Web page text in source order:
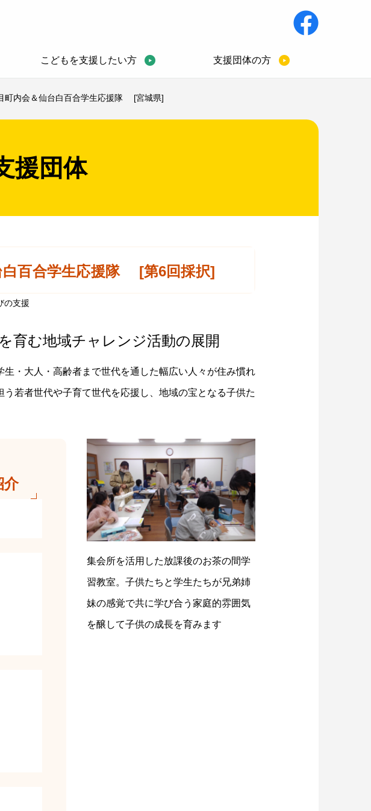
こどもを支援したい方 支援団体の方
町内会＆仙台白百合学生応援隊 [宮城県]
援団体
白百合学生応援隊 [第6回採択]
の支援
育む地域チャレンジ活動の展開
・大人・高齢者まで世代を通した幅広い人々が住み慣れ
若者世代や子育て世代を応援し、地域の宝となる子供た
介
集会所を活用した放課後のお茶の間学
習教室。子供たちと学生たちが兄弟姉
妹の感覚で共に学び合う家庭的雰囲気
を醸して子供の成長を育みます